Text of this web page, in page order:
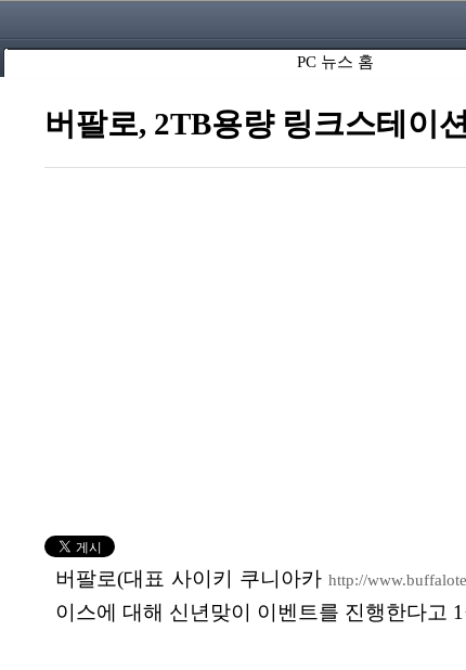
PC 뉴스 홈
버팔로, 2TB용량 링크스테이
버팔로(대표 사이키 쿠니아카http://
이스에 대해 신년맞이 이벤트를 진행한다고